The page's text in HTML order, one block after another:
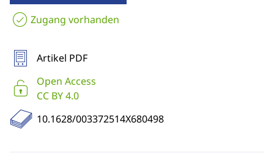
Zugang vorhanden
Artikel PDF
Open Access
CC BY 4.0
10.1628/003372514X680498